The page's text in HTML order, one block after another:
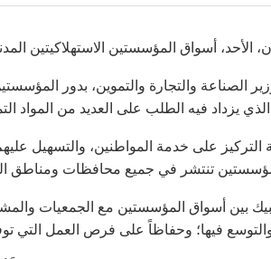
الأحد، أسواق المؤسستين الاستهلاكيتين
الصناعة والتجارة والتموين، بدور
يزداد فيه الطلب على العديد من المواد
على خدمة المواطنين، والتسهيل
تنتشر في جميع محافظات ومناطق
بين أسواق المؤسستين مع الجمعيات
فيها؛ وحفاظاً على فرص العمل التي